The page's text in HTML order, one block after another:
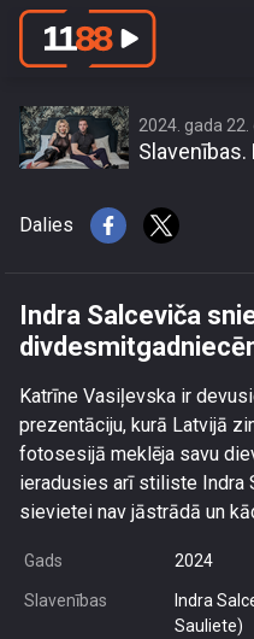
Indra
2024. gada
Slavenības.
Dalies
Indra Salceviča
Katrīne Vasiļevska ir
prezentāciju, kurā Latvijā
fotosesijā meklēja savu
ieradusies arī stiliste Indra
sievietei nav jāstrādā un
Gads 2024
Slavenības
Indra
Sauliete)